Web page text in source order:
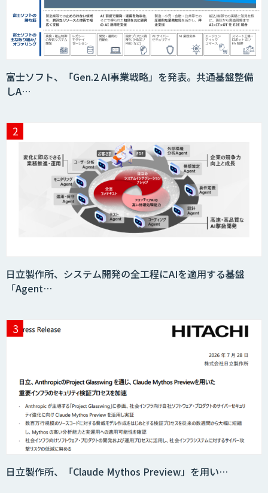
積算AI
ID ZERO（アイディーゼロ）
身体・動作解析AIソリューション
生成AIの業務活用は「Safe AI
スマート工場ソリューションkizkia-
Meter
Preferred Networks Visual Inspection
富士ソフト、「Gen.2 AI事業戦略」を発表。共通基盤整備
しA…
日立製作所、システム開発の全工程にAIを適用する基盤
「Agent…
日立製作所、「Claude Mythos Preview」を用い…